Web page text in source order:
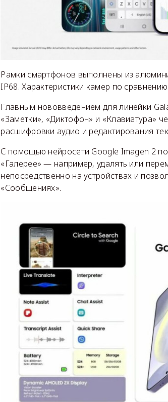
Рамки смартфонов выполнены из
IP68. Характеристики камер по
Главным нововведением для линейки
«Заметки», «Диктофон» и «Клавиатура»
расшифровки аудио и редактирования
С помощью нейросети Google Imagen 2
«Галерее» — например, удалять или
непосредственно на устройствах и
«Сообщениях».